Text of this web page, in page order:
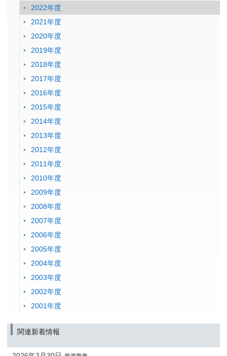
2022年度
2021年度
2020年度
2019年度
2018年度
2017年度
2016年度
2015年度
2014年度
2013年度
2012年度
2011年度
2010年度
2009年度
2008年度
2007年度
2006年度
2005年度
2004年度
2003年度
2002年度
2001年度
関連新着情報